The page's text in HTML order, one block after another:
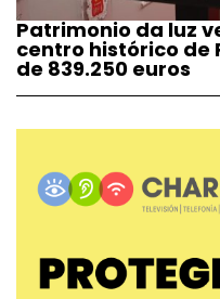
Patrimonio da luz
centro histórico de
de 839.250 euros